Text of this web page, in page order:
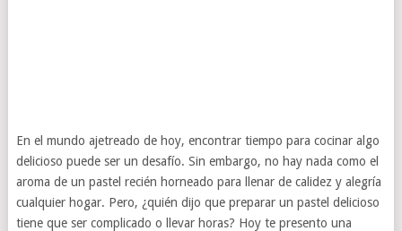
En el mundo ajetreado de hoy, encontrar tiempo para cocinar algo
delicioso puede ser un desafío. Sin embargo, no hay nada como el
aroma de un pastel recién horneado para llenar de calidez y alegría
cualquier hogar. Pero, ¿quién dijo que preparar un pastel delicioso
tiene que ser complicado o llevar horas? Hoy te presento una